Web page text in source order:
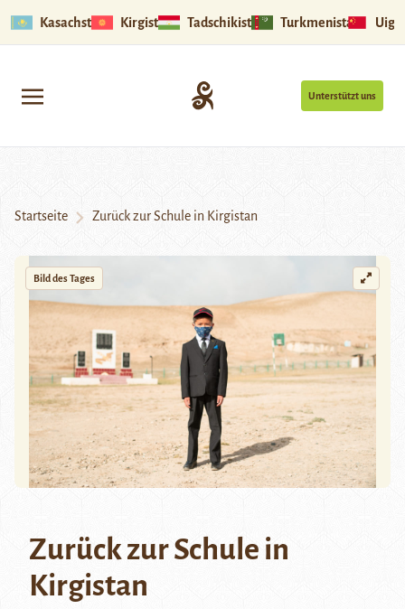
Kasachstan Kirgistan Tadschikistan Turkmenistan
Unterstützt uns
Startseite Zurück zur Schule in Kirgistan
Bild des Tages
Zurück zur Schule in
Kirgistan